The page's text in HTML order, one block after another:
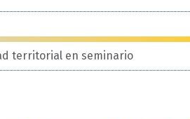
territorial en seminario